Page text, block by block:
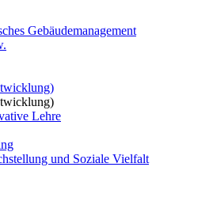
Gebäudemanagement
Lehre
und Soziale Vielfalt